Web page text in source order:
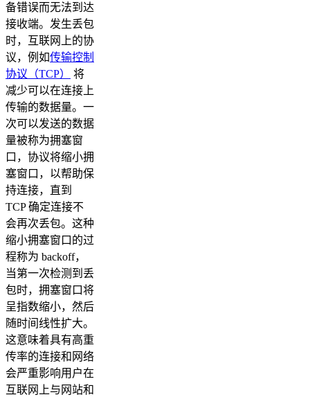
备错误而无法到达
接收端。发生丢包
时，互联网上的协
议，例如传输控制
协议（TCP）
将
减少可以在连接上
传输的数据量。一
次可以发送的数据
量被称为拥塞窗
口，协议将缩小拥
塞窗口，以帮助保
持连接，直到
TCP 确定连接不
会再次丢包。这种
缩小拥塞窗口的过
程称为 backoff，
当第一次检测到丢
包时，拥塞窗口将
呈指数缩小，然后
随时间线性扩大。
这意味着具有高重
传率的连接和网络
会严重影响用户在
互联网上与网站和